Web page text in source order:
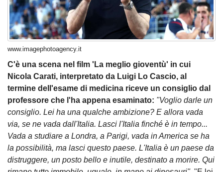
www.imagephotoagency.it
C'è una scena nel film 'La meglio gioventù' in cui
Nicola Carati, interpretato da Luigi Lo Cascio, al
termine dell'esame di medicina riceve un consiglio dal
professore che l'ha appena esaminato: "Voglio darle un
consiglio. Lei ha una qualche ambizione? E allora vada
via, se ne vada dall'Italia. Lasci l'Italia finché è in tempo...
Vada a studiare a Londra, a Parigi, vada in America se ha
la possibilità, ma lasci questo paese. L'Italia è un paese da
distruggere, un posto bello e inutile, destinato a morire. Qui